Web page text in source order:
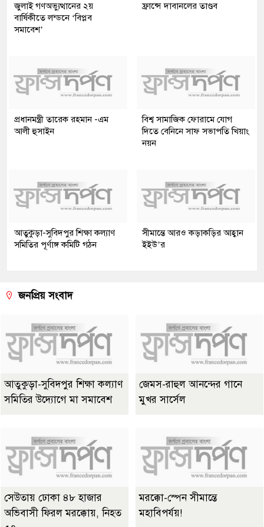
জুলাই গণঅভ্যুত্থানের ২য়
বার্ষিকীতে লন্ডনে ‘বিপ্লব
সমাবেশ’
ফ্রান্সে দাবানলের তাণ্ডব
প্রধানমন্ত্রী তারেক রহমান -এম
আলী হুসাইন
বিশ্ব সামাজিক ফোরামে যোগ
দিতে বেনিনে সাফ সভাপতি খিয়াং
নয়ন
আতুকুড়া-সুবিদপুর শিক্ষা কল্যাণ
সমিতির পূর্ণাঙ্গ কমিটি গঠন
সীমান্তে আরও কড়াকড়ির আহ্বান
ইইউ’র
জনপ্রিয় সংবাদ
আতুকুড়া-সুবিদপুর শিক্ষা কল্যাণ
সমিতির উদ্যোগে মা সমাবেশ
জেমস-রাহুল আনন্দের গানে
মুখর সার্সেল
সেউতায় ঢোকা ৪৮ হাজার
অভিবাসী ফিরল মরক্কোয়, নিহত
মরক্কো-স্পেন সীমান্তে
মহাবিপর্যয়!